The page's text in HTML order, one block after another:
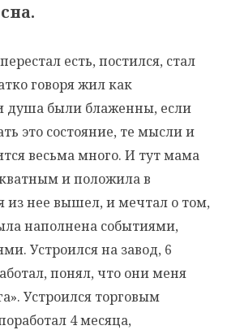
есть, постился, стал
говоря жил как
душа были блаженны, если
это состояние, те мысли и
весьма много. И тут мама
и положила в
из нее вышел, и мечтал о том,
наполнена событиями,
Устроился на завод, 6
понял, что они меня
Устроился торговым
4 месяца,